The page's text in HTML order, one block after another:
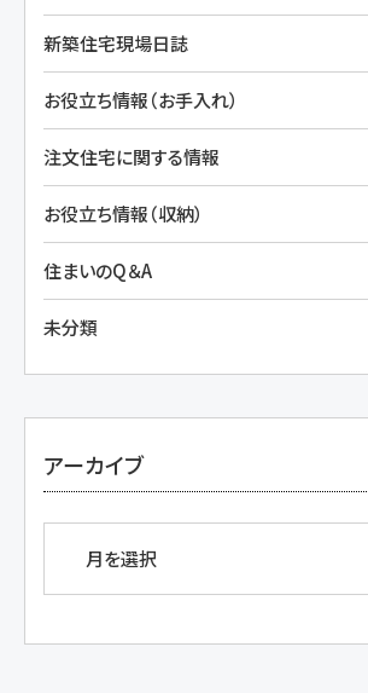
新築住宅現場日誌
お役立ち情報（お手入れ）
注文住宅に関する情報
お役立ち情報（収納）
住まいのQ＆A
未分類
アーカイブ